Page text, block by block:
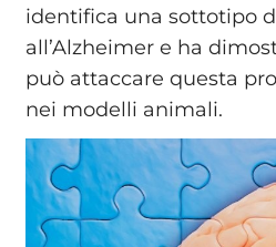
identifica una sottotipo
all’Alzheimer e ha
può attaccare questa
nei modelli animali.